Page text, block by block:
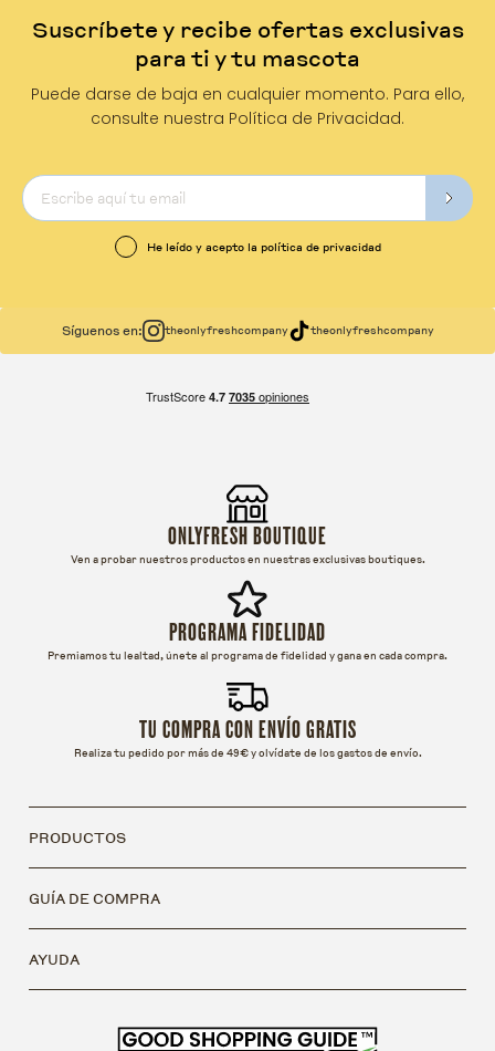
Suscríbete y recibe ofertas exclusivas
para ti y tu mascota
Puede darse de baja en cualquier momento. Para ello,
consulte nuestra Política de Privacidad.
He leído y acepto la política de privacidad
Síguenos en: theonlyfreshcompany theonlyfreshcompany
ONLYFRESH BOUTIQUE
Ven a probar nuestros productos en nuestras exclusivas boutiques.
PROGRAMA FIDELIDAD
Premiamos tu lealtad, únete al programa de fidelidad y gana en cada compra.
TU COMPRA CON ENVÍO GRATIS
Realiza tu pedido por más de 49€ y olvídate de los gastos de envío.
PRODUCTOS
GUÍA DE COMPRA
AYUDA